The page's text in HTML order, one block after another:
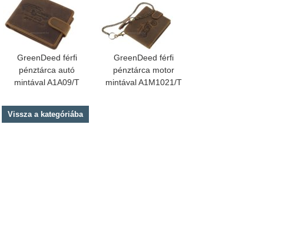
GreenDeed férfi
pénztárca autó
mintával A1A09/T
GreenDeed férfi
pénztárca motor
mintával A1M1021/T
Vissza a kategóriába